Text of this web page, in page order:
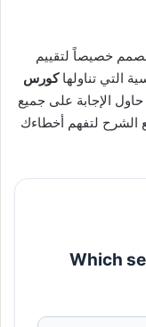
خصيصاً لتقييم
التي تناولهاكورس
حاول الإجابة على جميع
الشرح لتفهم أخطاءك
1. Which